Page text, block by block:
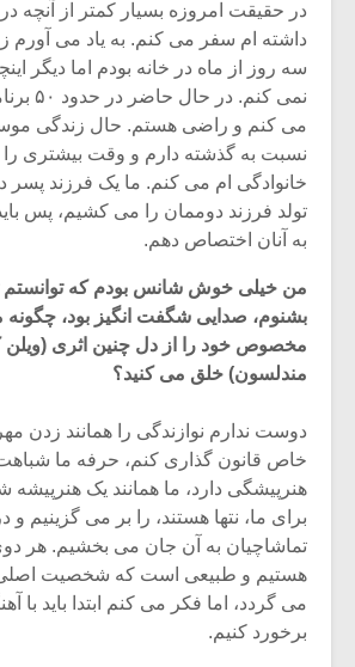
در حقیقت امروزه بسیار کمتر از آنچه
داشته ام سفر می کنم. به یاد می آورم
سه روز از ماه در خانه بودم اما دیگر
نمی کنم.
می کنم و راضی هستم. حال زندگی
نسبت به گذشته دارم و وقت بیشتری
خانوادگی ام می کنم. ما یک فرزند پسر
تولد فرزند دوممان را می کشیم، پس
به آنان اختصاص دهم.
من خیلی خوش شانس بودم که توانستم
بشنوم، صدایی شگفت انگیز بود،
مخصوص خود را از دل چنین اثری
مندلسون) خلق می کنید؟
دوست ندارم نوازندگی را همانند زدن
خاص قانون گذاری کنم، حرفه ما
هنرپیشگی دارد، ما همانند یک
برای ما، نتها هستند، را بر می گزینیم و
تماشاچیان به آن جان می بخشیم. هر
هستیم و طبیعی است که شخصیت اصلی
می گردد، اما فکر می کنم ابتدا باید با
برخورد کنیم.
شیش و نیم»
اگر نمی توانی
مشهورترین باشی،
بدنام ترین باش